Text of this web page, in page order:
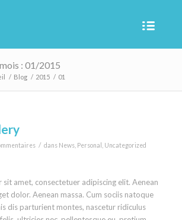
: 01/2015
/ Blog / 2015 / 01
/ dans News, Personal Uncategorized
sit amet, consectetuer adipiscing elit. Aenean
dolor. Aenean massa. Cum sociis natoque
dis parturient montes, nascetur ridiculus